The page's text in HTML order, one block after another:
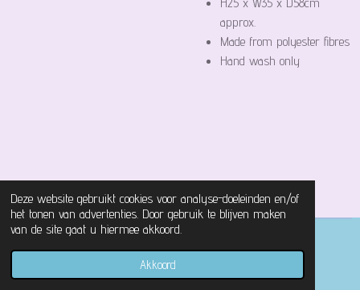
Deze website gebruikt cookies voor analyse-doeleinden en/of
het tonen van advertenties. Door gebruik te blijven maken
van de site gaat u hiermee akkoord.
Akkoord
approx.
Made from polyester fibres
Hand wash only